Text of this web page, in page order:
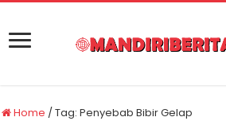
Home /Tag:Penyebab Bibir Gelap